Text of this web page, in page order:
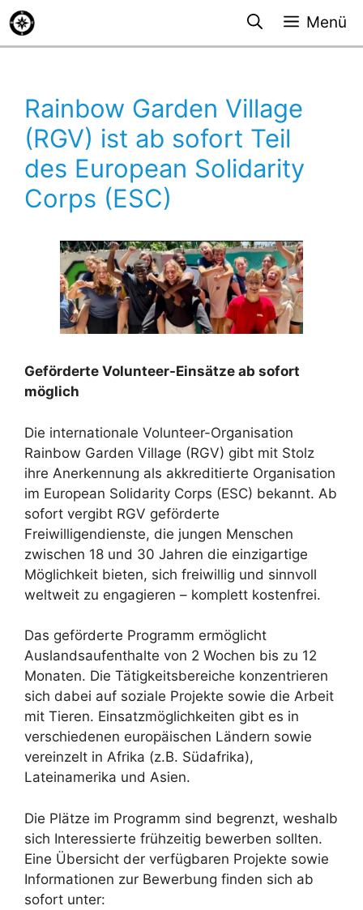
Zum
Inhalt
springen
Menü
Rainbow Garden Village
(RGV) ist ab sofort Teil
des European Solidarity
Corps (ESC)
Geförderte Volunteer-Einsätze ab sofort
möglich
Die internationale Volunteer-Organisation
Rainbow Garden Village (RGV) gibt mit Stolz
ihre Anerkennung als akkreditierte Organisation
im European Solidarity Corps (ESC) bekannt. Ab
sofort vergibt RGV geförderte
Freiwilligendienste, die jungen Menschen
zwischen 18 und 30 Jahren die einzigartige
Möglichkeit bieten, sich freiwillig und sinnvoll
weltweit zu engagieren – komplett kostenfrei.
Das geförderte Programm ermöglicht
Auslandsaufenthalte von 2 Wochen bis zu 12
Monaten. Die Tätigkeitsbereiche konzentrieren
sich dabei auf soziale Projekte sowie die Arbeit
mit Tieren. Einsatzmöglichkeiten gibt es in
verschiedenen europäischen Ländern sowie
vereinzelt in Afrika (z.B. Südafrika),
Lateinamerika und Asien.
Die Plätze im Programm sind begrenzt, weshalb
sich Interessierte frühzeitig bewerben sollten.
Eine Übersicht der verfügbaren Projekte sowie
Informationen zur Bewerbung finden sich ab
sofort unter: